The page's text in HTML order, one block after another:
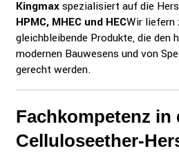
Kingmaxspezialisiert auf die
HPMC, MHEC und HECWir liefern
gleichbleibende Produkte, die den
modernen Bauwesens und von
gerecht werden.
Fachkompetenz in
Celluloseether-